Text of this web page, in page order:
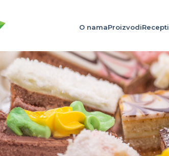
O namaProizvodiRecepti